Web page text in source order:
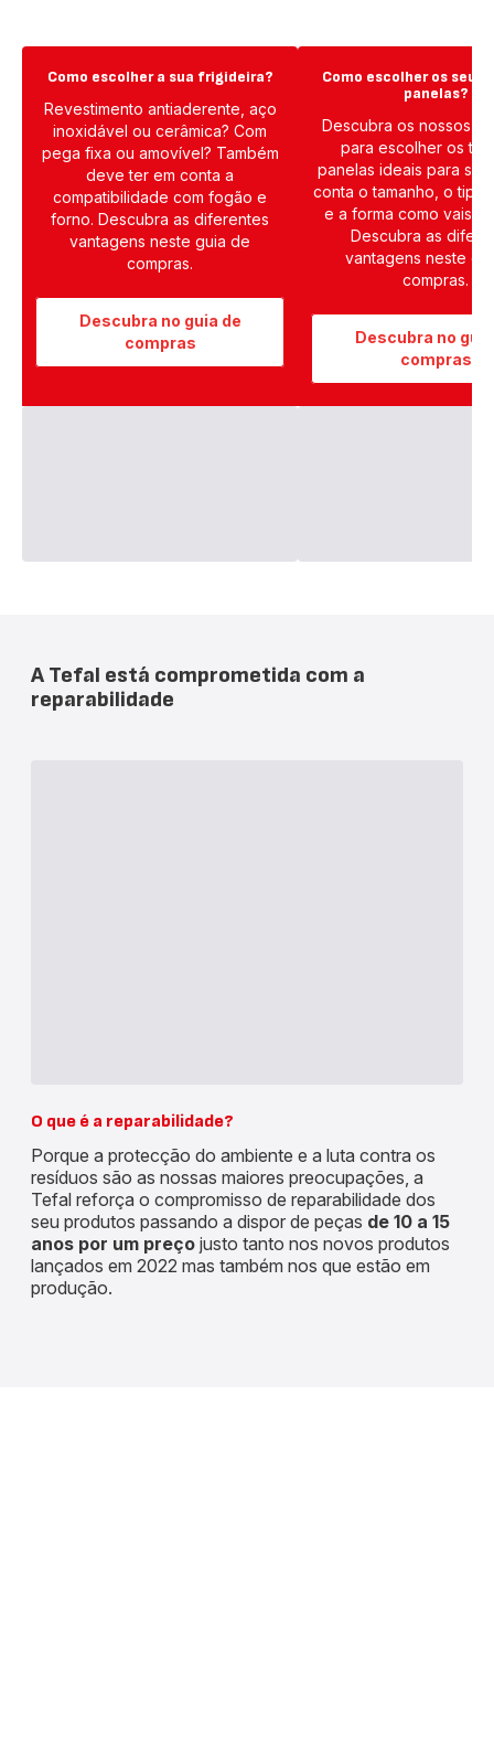
Como escolher a sua frigideira?
Revestimento antiaderente, aço
inoxidável ou cerâmica? Com
pega fixa ou amovível? Também
deve ter em conta a
compatibilidade com fogão e
forno. Descubra as diferentes
vantagens neste guia de
compras.
Descubra no guia de
compras
Como escolher os seus
panelas?
Descubra os nossos
para escolher os
panelas ideais para si,
conta o tamanho, o tipo
e a forma como vais
Descubra as
vantagens neste
compras.
Descubra no
compras
A Tefal está comprometida com a
reparabilidade
O que é a reparabilidade?
Porque a protecção do ambiente e a luta contra os
resíduos são as nossas maiores preocupações, a
Tefal reforça o compromisso de reparabilidade dos
seu produtos passando a dispor de peças de 10 a 15
anos por um preço justo tanto nos novos produtos
lançados em 2022 mas também nos que estão em
produção.